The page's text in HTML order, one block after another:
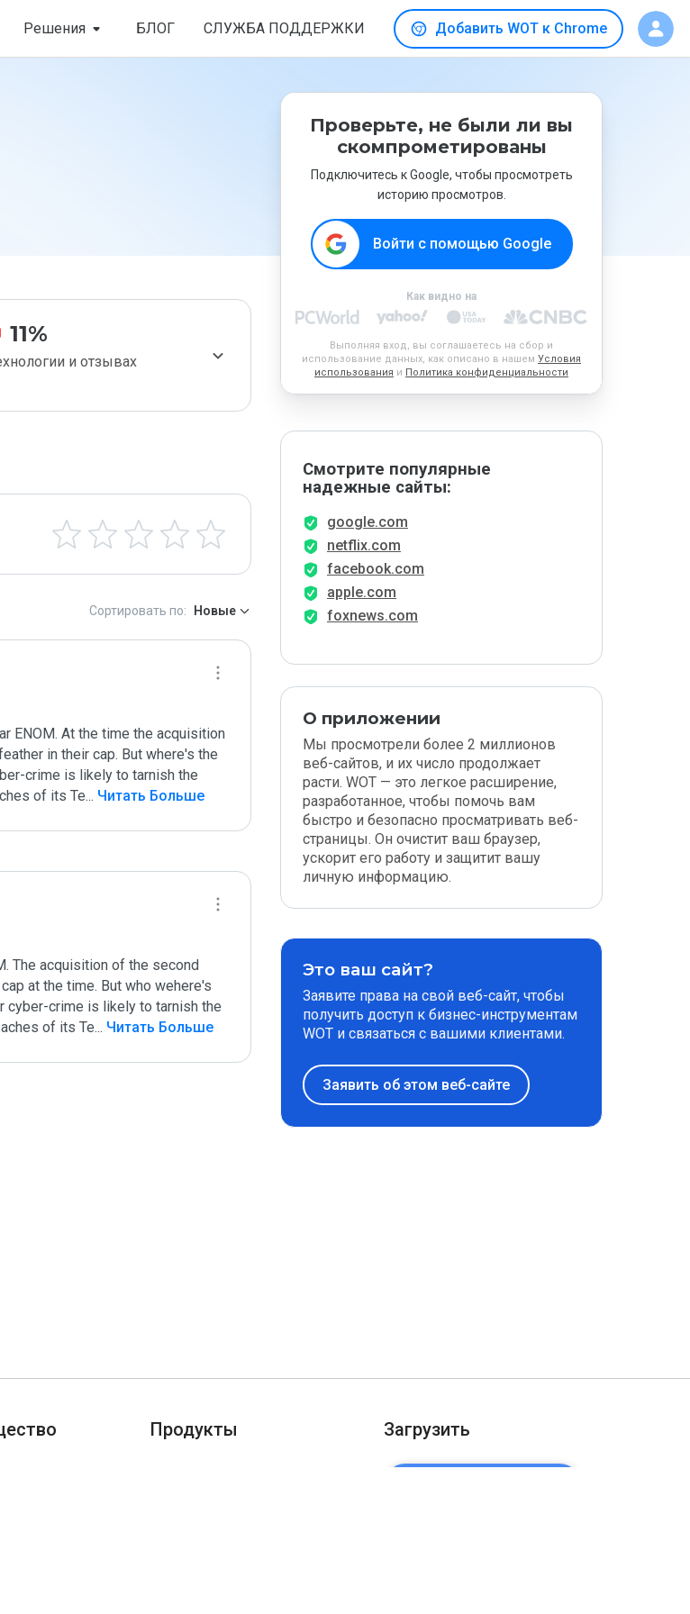
Решения БЛОГ СЛУЖБА ПОДДЕРЖКИ Добавить WOT к Chrome
11%
и отзывах
Сортировать по: Новые
ENOM. At the time the acquisition
in their cap. But where's the
crime is likely to tarnish the
of its Te... Читать Больше
The acquisition of the second
at the time. But who wehere's
cyber-crime is likely to tarnish the
of its Te... Читать Больше
Проверьте, не были ли вы
скомпрометированы
Подключитесь к Google, чтобы просмотреть
историю просмотров.
Войти с помощью Google
Как видно на
Выполняя вход, вы соглашаетесь на сбор и
использование данных, как описано в нашем Условия
использования и Политика конфиденциальности
Смотрите популярные
надежные сайты:
google.com
netflix.com
facebook.com
apple.com
foxnews.com
О приложении
Мы просмотрели более 2 миллионов
веб-сайтов, и их число продолжает
расти. WOT — это легкое расширение,
разработанное, чтобы помочь вам
быстро и безопасно просматривать веб-
страницы. Он очистит ваш браузер,
ускорит его работу и защитит вашу
личную информацию.
Это ваш сайт?
Заявите права на свой веб-сайт, чтобы
получить доступ к бизнес-инструментам
WOT и связаться с вашими клиентами.
Заявить об этом веб-сайте
Продукты Загрузить